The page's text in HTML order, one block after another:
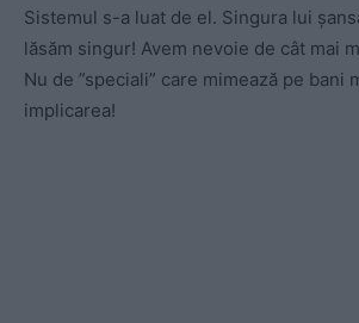
Sistemul s-a luat de el. Singura lui
lăsăm singur! Avem nevoie de cât mai
Nu de ”speciali” care mimează pe bani
implicarea!